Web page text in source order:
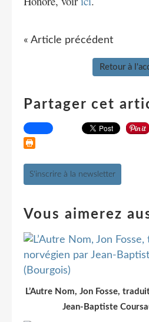
« Article précédent
Retour à
Partager cet
S'inscrire à la newsletter
Vous aimerez
L’Autre Nom, Jon Fosse,
Jean-Baptiste